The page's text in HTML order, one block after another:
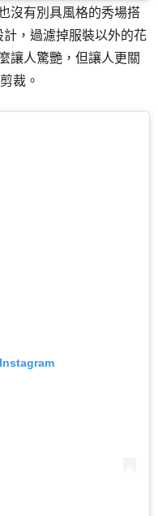
沒有別具風格的秀場搭
，過濾掉服裝以外的花
讓人驚艷，但讓人更關
裁。